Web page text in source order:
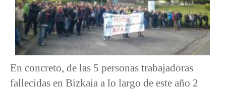
En concreto, de las 5 personas trabajadoras
fallecidas en Bizkaia a lo largo de este año 2